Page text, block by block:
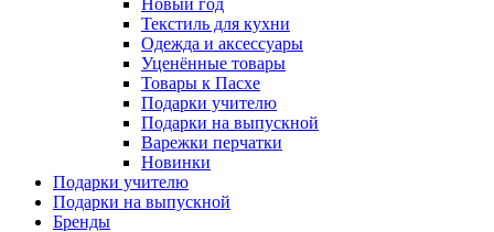
Новый год
Текстиль для кухни
Одежда и аксессуары
Уценённые товары
Товары к Пасхе
Подарки учителю
Подарки на выпускной
Варежки перчатки
Новинки
Подарки учителю
Подарки на выпускной
Бренды